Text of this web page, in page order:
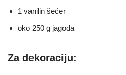
1 vanilin šećer
oko 250 g jagoda
Za dekoraciju: